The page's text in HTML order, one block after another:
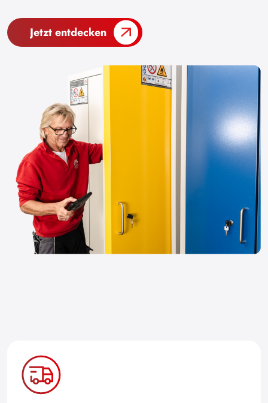
Jetzt entdecken